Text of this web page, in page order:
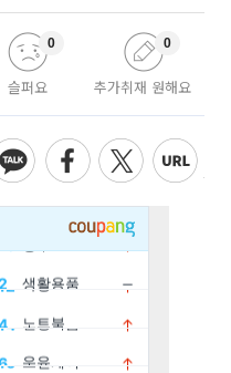
슬퍼요
0
추가취재 원해요
0